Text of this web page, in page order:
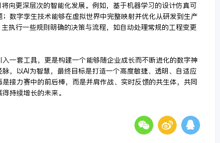
向更深层次的智能化发展。例如，基于机器学习的设计仿真可
数字孪生技术能够在虚拟世界中完整映射并优化从研发到生产
执行一些规则明确的决策与流程，如自动处理常规的工程变更
一套工具，更是构建一个能够随企业成长而不断进化的数字神
，以AI为智慧，最终目标是打造一个高度敏捷、透明、自适应
接力赛中的前后棒，而是并肩作战、实时反馈的共生体，共同
持续增长的未来。